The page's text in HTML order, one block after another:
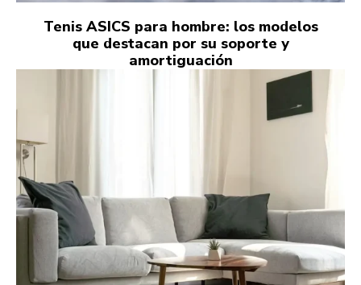
Tenis ASICS para hombre: los modelos
que destacan por su soporte y
amortiguación